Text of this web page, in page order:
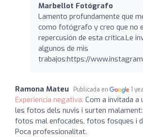
Marbellot Fotógrafo
Lamento profundamente que
como fotógrafo y creo que no
repercusión de esta crítica.Le
algunos de mis
trabajos:https://
Ramona Mateu Publicada en 1
Experiencia negativa: Com a invitada a
les fotos dels nuvis i surten
fotos mal enfocades, fotos fosques i
Poca professionalitat.